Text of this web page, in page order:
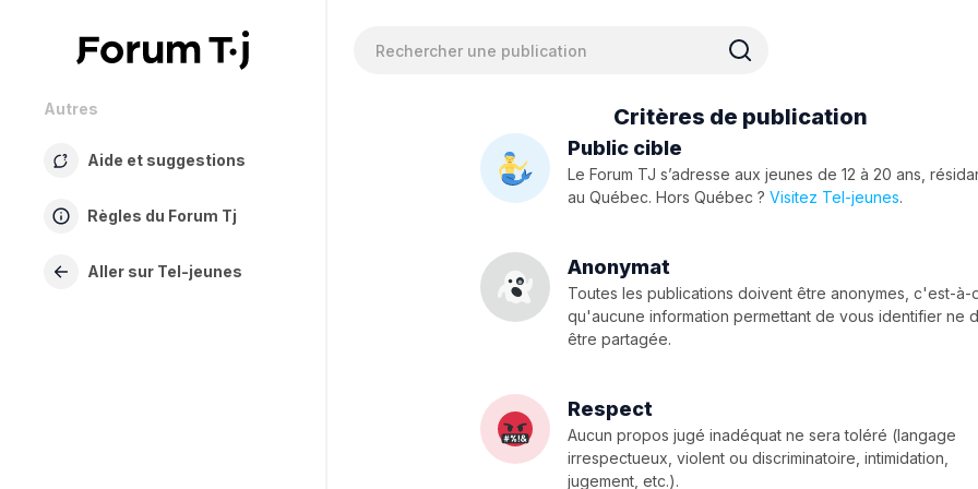
Autres
Aide et suggestions
Règles du Forum Tj
Aller sur Tel-jeunes
Critères de publication
Public cible
Le Forum TJ s’adresse aux jeunes de 12 à 20 ans,
au Québec. Hors Québec ?Visitez Tel-jeunes.
Anonymat
Toutes les publications doivent être anonymes, c'est-à-
qu'aucune information permettant de vous identifier ne
être partagée.
Respect
Aucun propos jugé inadéquat ne sera toléré (langage
irrespectueux, violent ou discriminatoire, intimidation,
jugement, etc.).